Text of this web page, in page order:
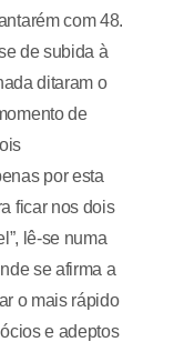
com 48.
de subida à
ditaram o
de
por esta
ficar nos dois
lê-se numa
se afirma a
o mais rápido
e adeptos